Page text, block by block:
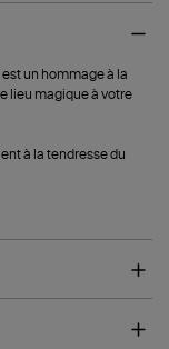
un hommage à la
lieu magique à votre
à la tendresse du